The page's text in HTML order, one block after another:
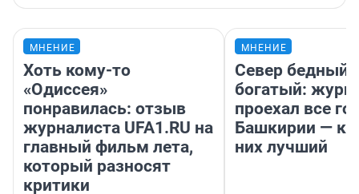
МНЕНИЕ
Хоть кому-то
«Одиссея»
понравилась: отзыв
журналиста UFA1.RU на
главный фильм лета,
который разносят
критики
МНЕНИЕ
Север бедный,
богатый:
проехал все
Башкирии —
них лучший